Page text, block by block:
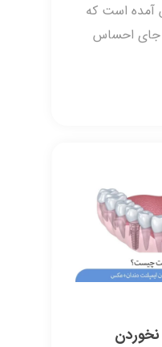
آمده است که
جای احساس